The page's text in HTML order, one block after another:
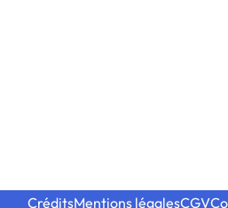
CréditsMentions légalesCGV